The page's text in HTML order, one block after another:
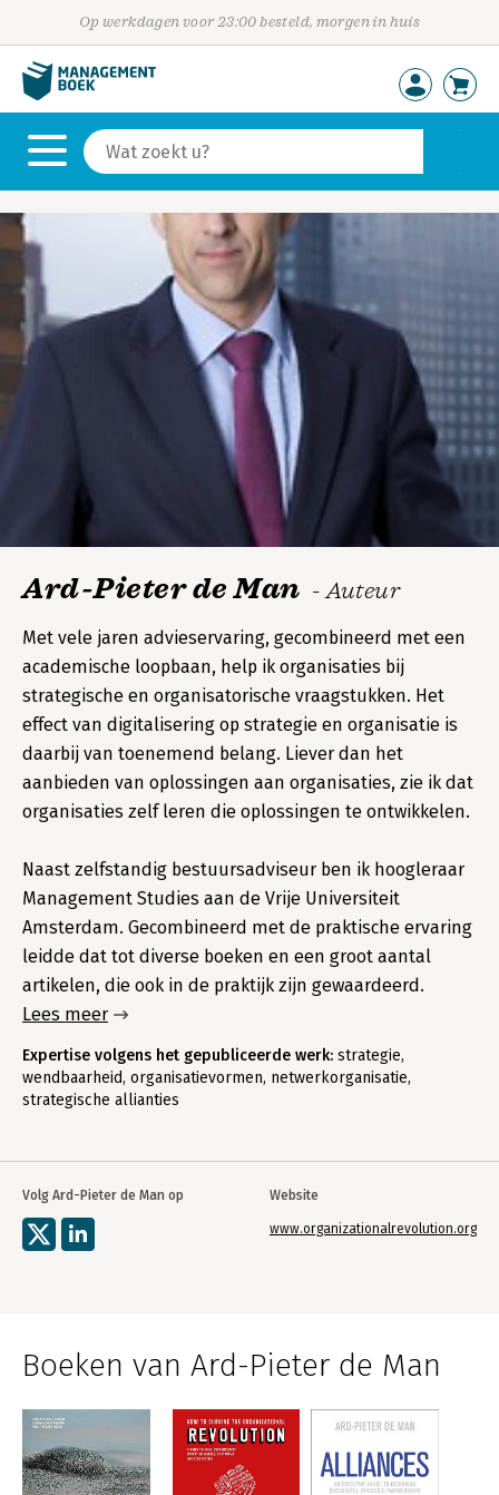
Op werkdagen voor 23:00 besteld, morgen in huis
Volg Ard-Pieter de Man op Website
www.organizationalrevolution.org
Ard-Pieter de Man - Auteur
Met vele jaren advieservaring, gecombineerd met een
academische loopbaan, help ik organisaties bij
strategische en organisatorische vraagstukken. Het
effect van digitalisering op strategie en organisatie is
daarbij van toenemend belang. Liever dan het
aanbieden van oplossingen aan organisaties, zie ik dat
organisaties zelf leren die oplossingen te ontwikkelen.
Naast zelfstandig bestuursadviseur ben ik hoogleraar
Management Studies aan de Vrije Universiteit
Amsterdam. Gecombineerd met de praktische ervaring
leidde dat tot diverse boeken en een groot aantal
artikelen, die ook in de praktijk zijn gewaardeerd.
Lees meer
Expertise volgens het gepubliceerde werk: strategie,
wendbaarheid, organisatievormen, netwerkorganisatie,
strategische allianties
Boeken van Ard-Pieter de Man